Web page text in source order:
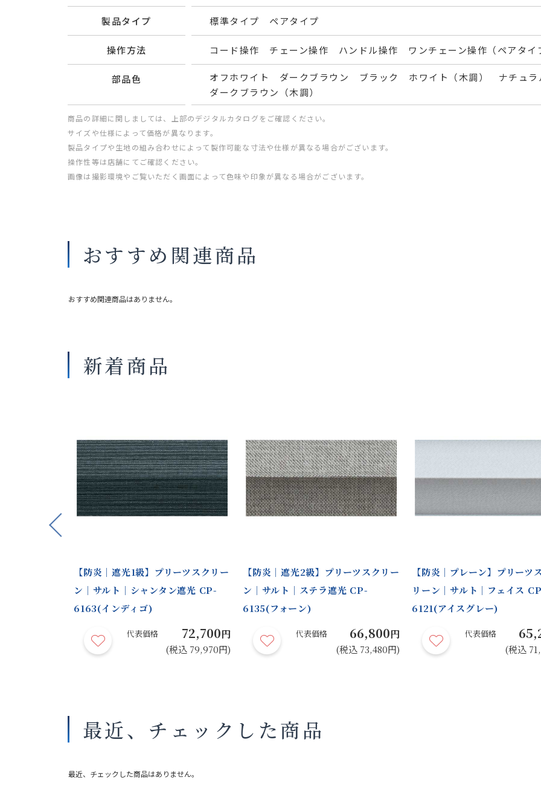
製品タイプ 標準タイプ ペアタイプ
操作方法 コード操作 チェーン操作 ハンドル操作 ワンチェーン操作（ペアタイ
部品色
オフホワイト ダークブラウン ブラック ホワイト（木調） ナチュ
ダークブラウン（木調）
商品の詳細に関しましては、上部のデジタルカタログをご確認ください。
サイズや仕様によって価格が異なります。
製品タイプや生地の組み合わせによって製作可能な寸法や仕様が異なる場合がございます。
操作性等は店舗にてご確認ください。
画像は撮影環境やご覧いただく画面によって色味や印象が異なる場合がございます。
おすすめ関連商品
おすすめ関連商品はありません。
新着商品
Previous
【防炎｜遮光1級】プリーツスクリー
ン｜サルト｜シャンタン遮光 CP-
6163(インディゴ)
代表価格 72,700円
(税込 79,970円)
【防炎｜遮光2級】プリーツスクリー
ン｜サルト｜ステラ遮光 CP-
6135(フォーン)
代表価格 66,800円
(税込 73,480円)
【防炎｜プレーン】プリーツ
リーン｜サルト｜フェイス
6121(アイスグレー)
代表価格
(税込
最近、チェックした商品
最近、チェックした商品はありません。